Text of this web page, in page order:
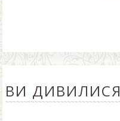
ВИ ДИВИЛИСЯ